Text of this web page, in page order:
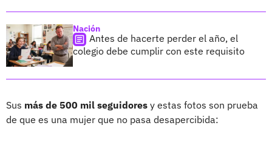
Nación
Antes de hacerte perder el año, el
colegio debe cumplir con este requisito
Sus más de 500 mil seguidores y estas fotos son prueba
de que es una mujer que no pasa desapercibida: